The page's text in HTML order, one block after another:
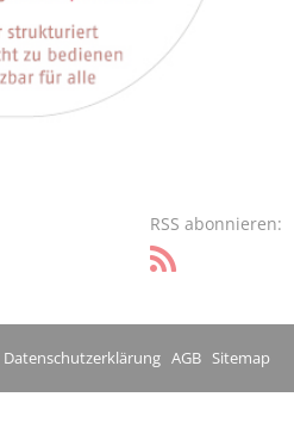
RSS abonnieren:
Datenschutzerklärung AGB Sitemap